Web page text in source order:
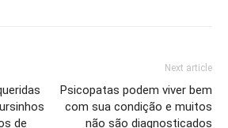
de
Next article
Psicopatas podem viver bem
com sua condição e muitos
não são diagnosticados